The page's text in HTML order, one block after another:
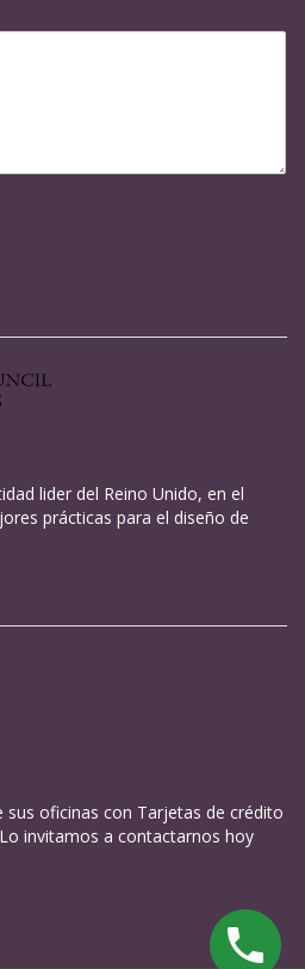
lider del Reino Unido, en el
prácticas para el diseño de
oficinas con Tarjetas de crédito
invitamos a contactarnos hoy